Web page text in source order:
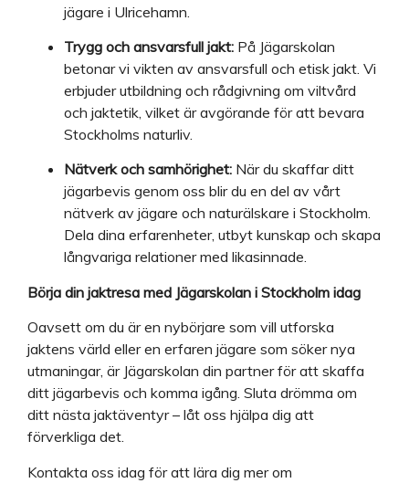
jägare i Ulricehamn.
Trygg och ansvarsfull jakt: På Jägarskolan
betonar vi vikten av ansvarsfull och etisk jakt. Vi
erbjuder utbildning och rådgivning om viltvård
och jaktetik, vilket är avgörande för att bevara
Stockholms naturliv.
Nätverk och samhörighet: När du skaffar ditt
jägarbevis genom oss blir du en del av vårt
nätverk av jägare och naturälskare i Stockholm.
Dela dina erfarenheter, utbyt kunskap och skapa
långvariga relationer med likasinnade.
Börja din jaktresa med Jägarskolan i Stockholm idag
Oavsett om du är en nybörjare som vill utforska
jaktens värld eller en erfaren jägare som söker nya
utmaningar, är Jägarskolan din partner för att skaffa
ditt jägarbevis och komma igång. Sluta drömma om
ditt nästa jaktäventyr – låt oss hjälpa dig att
förverkliga det.
Kontakta oss idag för att lära dig mer om